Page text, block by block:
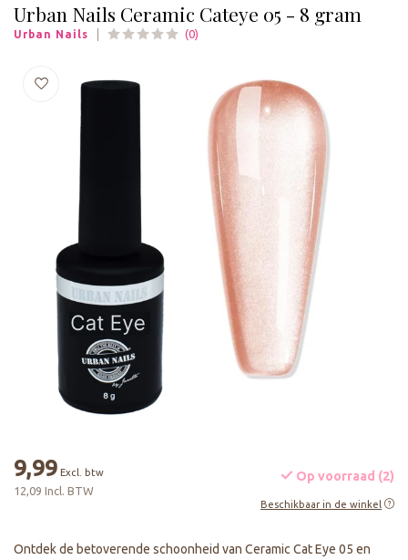
Urban Nails Ceramic Cateye 05 - 8 gram
Urban Nails (0)
9,99 Excl. btw
12,09 Incl. BTW
Op voorraad (2)
Beschikbaar in de winkel
Ontdek de betoverende schoonheid van Ceramic Cat Eye 05 en